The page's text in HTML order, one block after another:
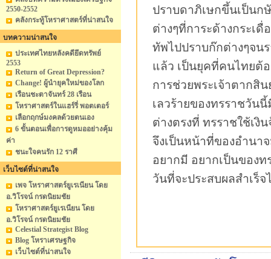
2550-2552
คลังกระทู้โหราศาสตร์ที่น่าสนใจ
บทความน่าสนใจ
ประเทศไทยหลังคดียึดทรัพย์
2553
Return of Great Depression?
Change! ผู้นำยุคใหม่ของโลก
เรือนชะตาจันทร์ 28 เรือน
โหราศาสตร์ในแฮร์รี่ พอตเตอร์
เลือกฤกษ์มงคลด้วยตนเอง
6 ขั้นตอนเพื่อการดูหมออย่างคุ้ม
ค่า
ชนะใจคนรัก 12 ราศี
เว็บไซต์ที่น่าสนใจ
เพจ โหราศาสตร์ยูเรเนียน โดย
อ.วิโรจน์ กรดนิยมชัย
โหราศาสตร์ยูเรเนียน โดย
อ.วิโรจน์ กรดนิยมชัย
Celestial Strategist Blog
Blog โหราเศรษฐกิจ
เว็บไซต์ที่น่าสนใจ
ปราบดาภิเษกขึ้นเป็นก
ต่างๆที่การะด้างกระเ
ทัพไปปราบก๊กต่างๆจน
แล้ว เป็นยุคที่คนไทยต้อ
การช่วยพระเจ้าตากสิ
เลวร้ายของทรราชวัน
ต่างตรงที่ ทรราชใช้เงิ
จึงเป็นหน้าที่ของอำนา
อยากมี อยากเป็นของท
วันที่จะประสบผลสำเร็